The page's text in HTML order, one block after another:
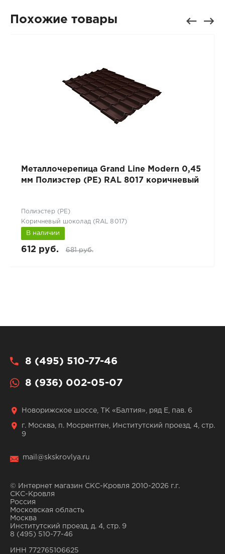
Похожие товары
Металлочерепица Grand Line Modern 0,45
мм Полиэстер (PE) RAL 8017 коричневый
Полиэстер (РЕ)
Коричневый шоколад (RAL 8017)
В наличии
612 руб. 681 руб.
8 (495) 510-77-46
8 (936) 002-05-07
Новорижское шоссе, ТК «Балтия», ряд Е, пав. 6
г. Москва, п. Мосрентген, Институтский проезд, 4, стр.
9
mail@skskrovlya.ru
© Интернет магазин СКС-Кровля 2010-2026 г.г.
СКС-Кровля
Россия
Московская область
Москва
Институтский проезд, д. 4, стр. 9
8 (495) 510-77-46
ИНН 772765106625